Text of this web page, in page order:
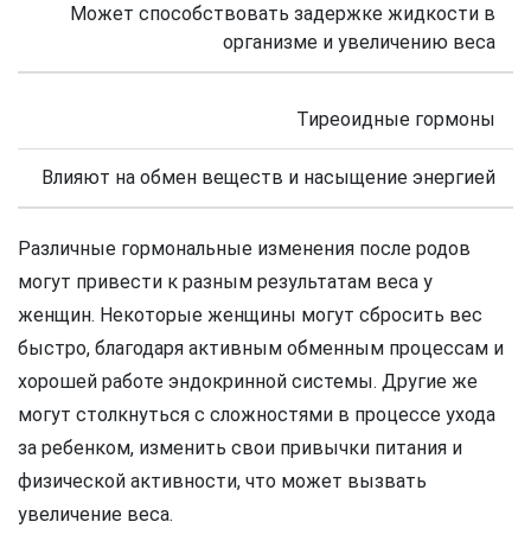
Может способствовать задержке жидкости в
организме и увеличению веса
Тиреоидные гормоны
Влияют на обмен веществ и насыщение энергией
Различные гормональные изменения после родов
могут привести к разным результатам веса у
женщин. Некоторые женщины могут сбросить вес
быстро, благодаря активным обменным процессам и
хорошей работе эндокринной системы. Другие же
могут столкнуться с сложностями в процессе ухода
за ребенком, изменить свои привычки питания и
физической активности, что может вызвать
увеличение веса.